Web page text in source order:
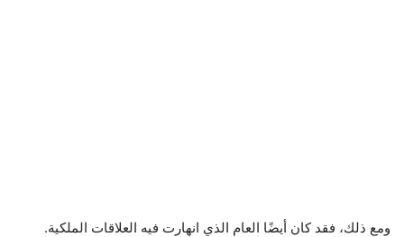
ومع ذلك، فقد كان أيضًا العام الذي انهارت فيه العلاقات الملكية.